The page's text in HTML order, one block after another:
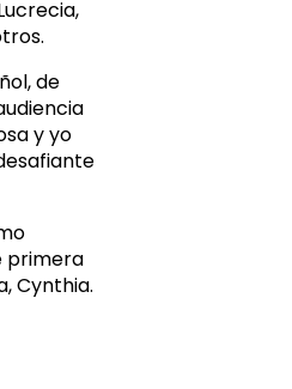
de
y yo
primera
Cynthia.